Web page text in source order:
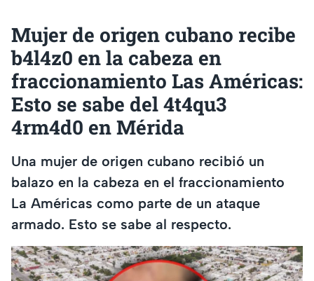
Mujer de origen cubano recibe
b4l4z0 en la cabeza en
fraccionamiento Las Américas:
Esto se sabe del 4t4qu3
4rm4d0 en Mérida
Una mujer de origen cubano recibió un
balazo en la cabeza en el fraccionamiento
La Américas como parte de un ataque
armado. Esto se sabe al respecto.